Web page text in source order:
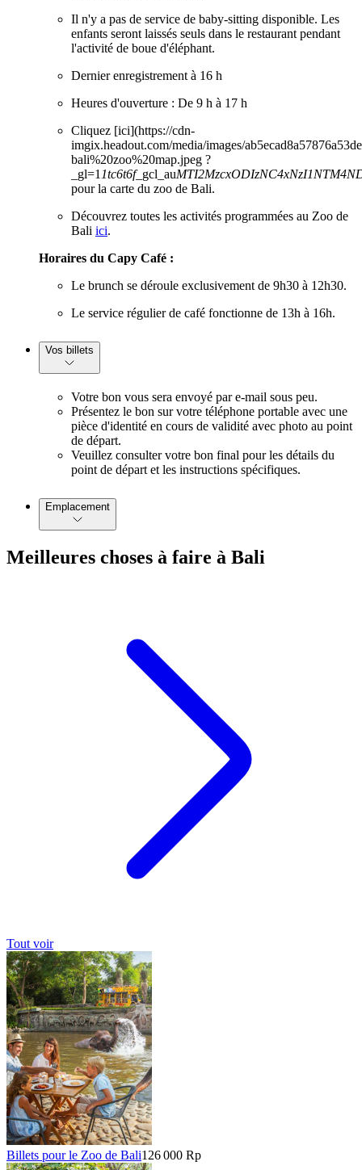
Il n'y a pas de service de baby-sitting disponible. Les
enfants seront laissés seuls dans le restaurant pendant
l'activité de boue d'éléphant.
Dernier enregistrement à 16 h
Heures d'ouverture : De 9 h à 17 h
Cliquez [ici](https://cdn-
imgix.headout.com/media/images/
bali%20zoo%20map.jpeg ?
_gl=1 1tc6t6f_gcl_au
pour la carte du zoo de Bali.
Découvrez toutes les activités programmées au Zoo de
Bali ici.
Horaires du Capy Café :
Le brunch se déroule exclusivement de 9h30 à 12h30.
Le service régulier de café fonctionne de 13h à 16h.
Vos billets
Votre bon vous sera envoyé par e-mail sous peu.
Présentez le bon sur votre téléphone portable avec une
pièce d'identité en cours de validité avec photo au point
de départ.
Veuillez consulter votre bon final pour les détails du
point de départ et les instructions spécifiques.
Emplacement
Meilleures choses à faire à Bali
Tout voir
Billets pour le Zoo de Bali126 000 Rp